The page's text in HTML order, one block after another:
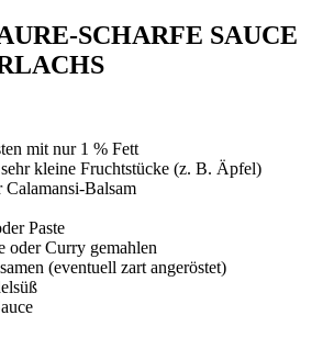
SCHARFE SAUCE
mit nur 1 % Fett
kleine Fruchtstücke (z. B. Äpfel)
Calamansi-Balsam
Paste
oder Curry gemahlen
(eventuell zart angeröstet)